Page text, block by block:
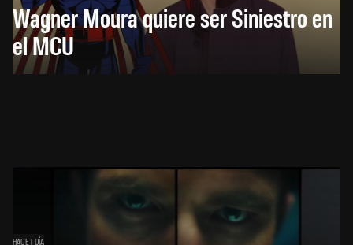
Wagner Moura quiere ser Siniestro en
el MCU
HACE 1 DÍA